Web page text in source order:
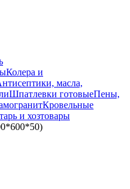
Колера и
масла,
Шпатлевки готовыеПены,
Кровельные
и хозтовары